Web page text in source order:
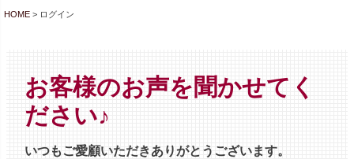
HOME ログイン
お客様のお声を聞かせてく
ださい♪
いつもご愛顧いただきありがとうございます。